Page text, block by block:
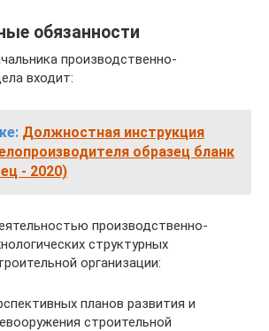
обязанности
производственно-
входит:
Должностная инструкция
образец бланк
- 2020)
производственно-
структурных
организации:
планов развития и
строительной